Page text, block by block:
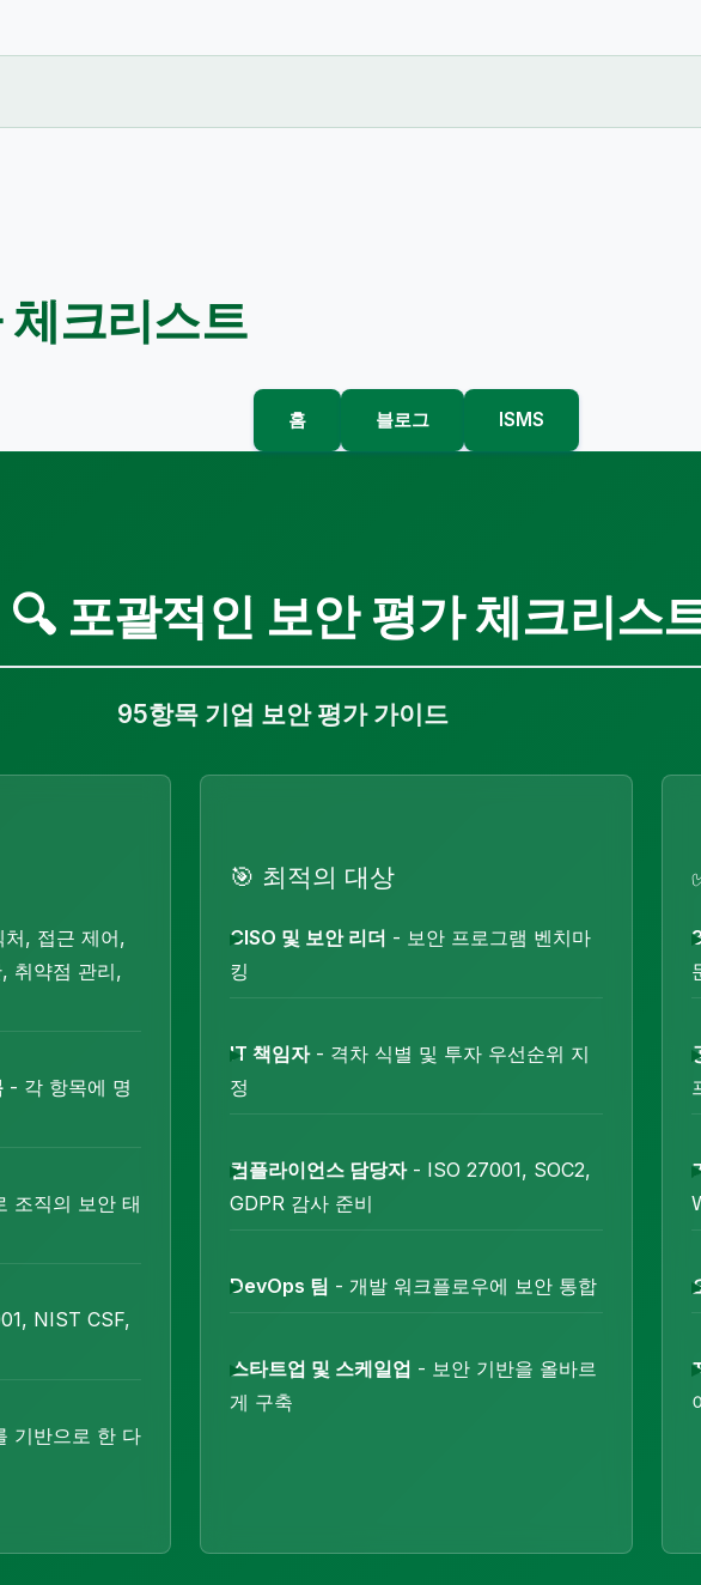
체크리스트
홈 블로그 ISMS
🔍 포괄적인 보안 평가 체크리스
95항목 기업 보안 평가 가이드
처, 접근 제어,
취약점 관리,
- 각 항목에 명
조직의 보안 태
NIST CSF,
기반으로 한 다
🎯 최적의 대상
CISO 및 보안 리더 - 보안 프로그램 벤치마
킹
IT 책임자- 격차 식별 및 투자 우선순위 지
정
컴플라이언스 담당자- ISO 27001, SOC2,
GDPR 감사 준비
DevOps 팀 - 개발 워크플로우에 보안 통합
스타트업 및 스케일업 - 보안 기반을 올바르
게 구축